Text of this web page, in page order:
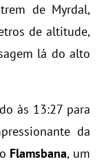
de Myrdal,
de altitude,
lá do alto
às 13:27 para
da
Flamsbana, um